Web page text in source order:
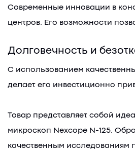
Современные инновации в
центров. Его возможности
Долговечность и
С использованием
делает его инвестиционно
Товар представляет собой
микроскоп Nexcope N-125.
качественным исследованиям